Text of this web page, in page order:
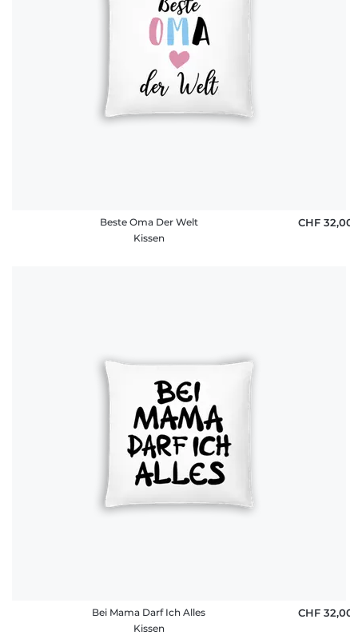
Beste Oma Der Welt
Kissen
CHF 32,00
Bei Mama Darf Ich Alles
Kissen
CHF 32,00